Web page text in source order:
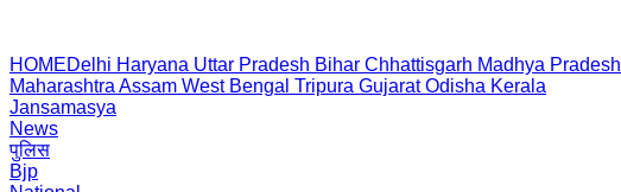
HOMEDelhi Haryana Uttar Pradesh Bihar Chhattisgarh Madhya Pradesh
Maharashtra Assam West Bengal Tripura Gujarat Odisha Kerala
Jansamasya
News
पुलिस
Bjp